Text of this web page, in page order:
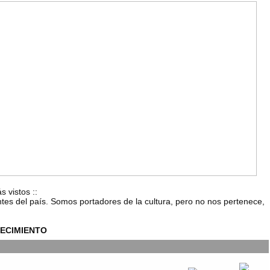
vistos::
del país. Somos portadores de la cultura, pero no nos pertenece,